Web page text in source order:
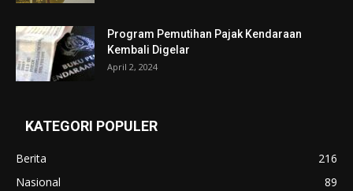
Program Pemutihan Pajak Kendaraan
Kembali Digelar
April 2, 2024
KATEGORI POPULER
Berita
216
Nasional
89